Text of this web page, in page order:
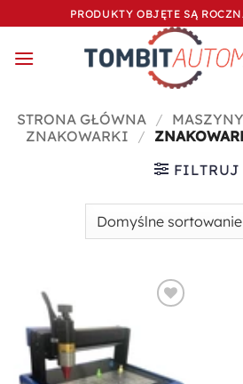
do
zawartości
PRODUKTY OBJĘTE SĄ
STRONA GŁÓWNA /
ZNAKOWARKI
/
FILTRUJ
ulubionych